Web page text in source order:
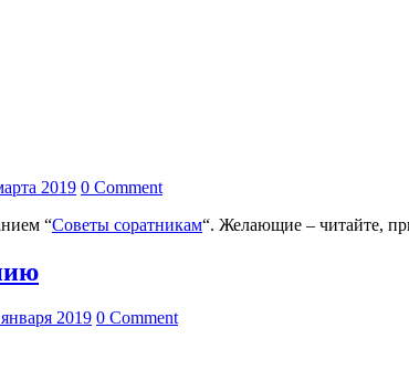
2019 0 Comment
“Советы соратникам“. Желающие – читайте,
2019 0 Comment